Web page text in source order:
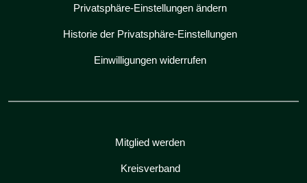
Privatsphäre-Einstellungen ändern
Historie der Privatsphäre-Einstellungen
Einwilligungen widerrufen
Mitglied werden
Kreisverband